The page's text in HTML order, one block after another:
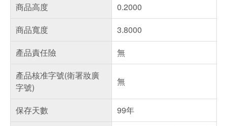
商品高度
0.2000
商品寬度
3.8000
產品責任險
無
產品核准字號(衛署妝廣
字號)
無
保存天數 99年